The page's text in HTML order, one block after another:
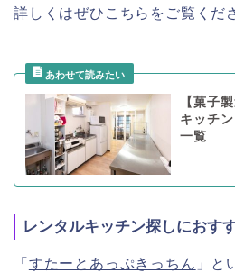
詳しくはぜひこちらをご覧くだ
【菓子
キッチ
一覧
レンタルキッチン探しにおす
「 すたーとあっぷきっちん 」と